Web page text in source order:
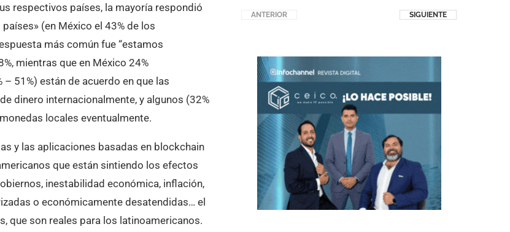
respectivos países, la mayoría respondió
(en México el 43% de los
más común fue “estamos
mientras que en México 24%
51%) están de acuerdo en que las
dinero internacionalmente, y algunos (32%
locales eventualmente.
y las aplicaciones basadas en blockchain
que están sintiendo los efectos
inestabilidad económica, inflación,
o económicamente desatendidas… el
que son reales para los latinoamericanos.
ANTERIOR SIGUIENTE